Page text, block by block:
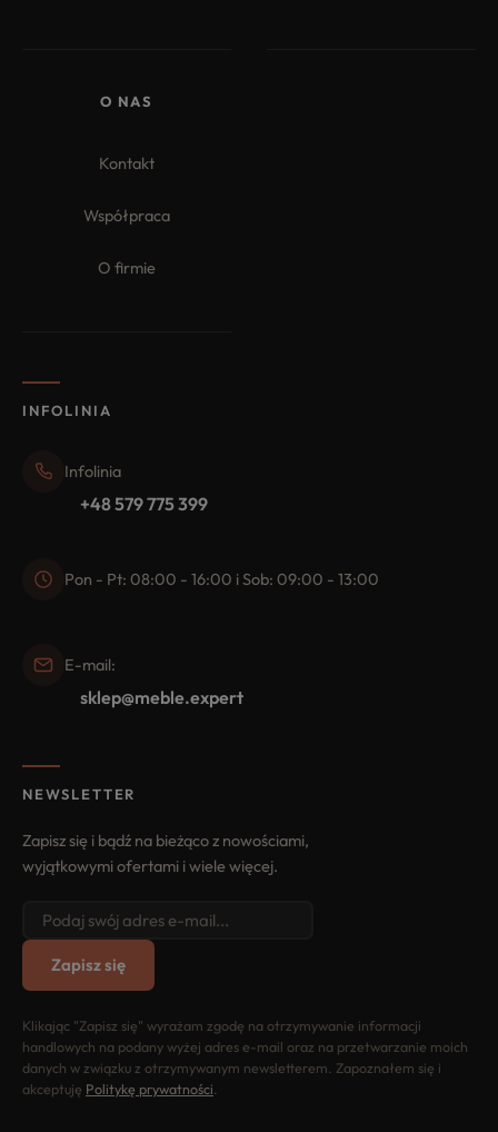
O NAS
Kontakt
Współpraca
O firmie
INFOLINIA
Infolinia
+48 579 775 399
Pon - Pt: 08:00 - 16:00 i Sob: 09:00 - 13:00
E-mail:
sklep@meble.expert
NEWSLETTER
Zapisz się i bądź na bieżąco z nowościami,
wyjątkowymi ofertami i wiele więcej.
Zapisz się
Klikając "Zapisz się" wyrażam zgodę na otrzymywanie informacji
handlowych na podany wyżej adres e-mail oraz na przetwarzanie moich
danych w związku z otrzymywanym newsletterem. Zapoznałem się i
akceptuję Politykę prywatności